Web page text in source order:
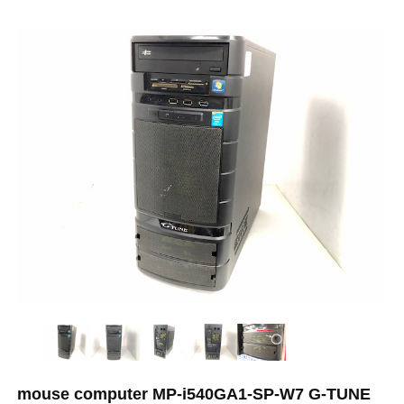
mouse computer MP-i540GA1-SP-W7 G-TUNE